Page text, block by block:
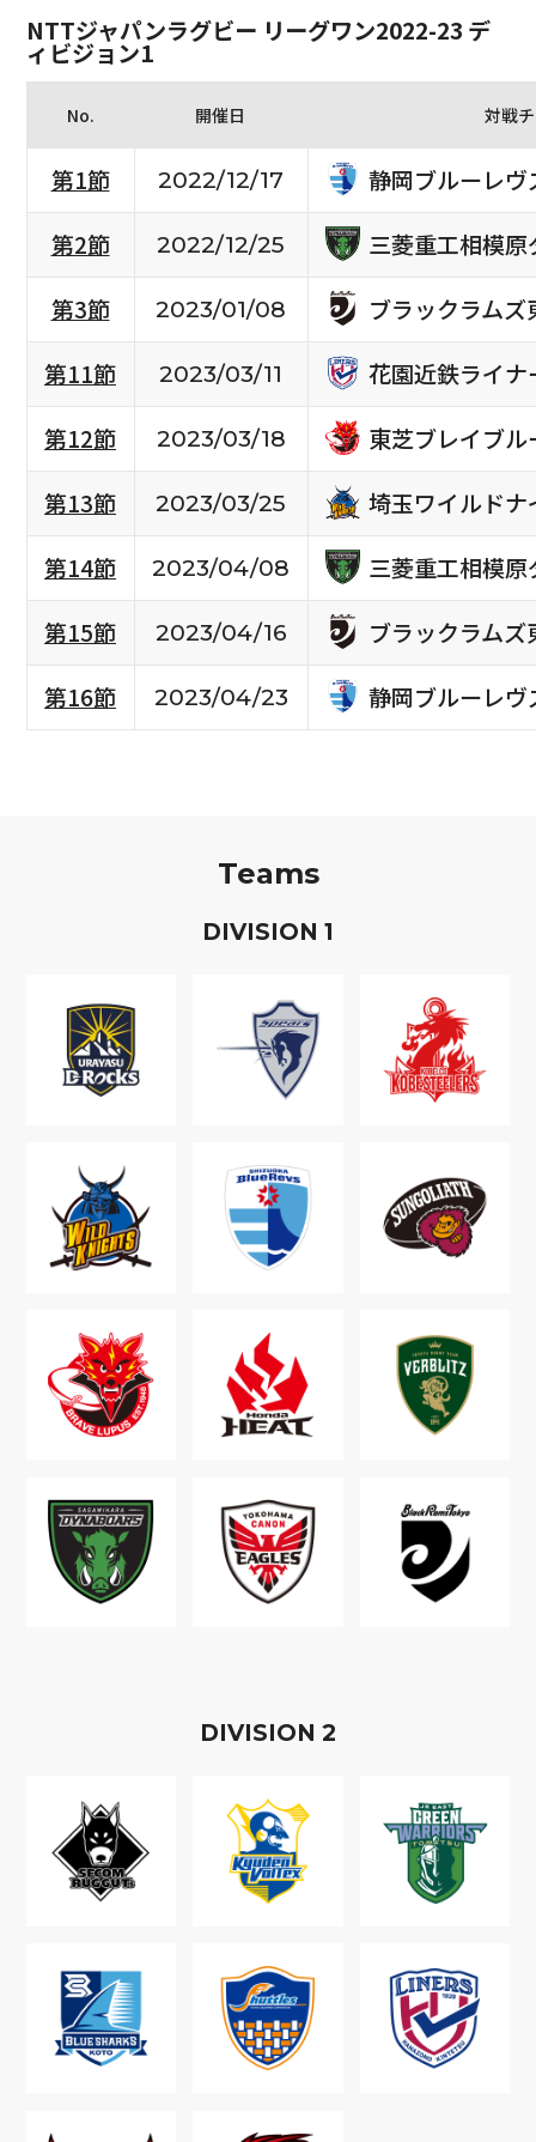
NTTジャパンラグビー リーグワン2022-23 デ
ィビジョン1
No. 開催日 対戦
第1節 2022/12/17
静岡ブルーレヴ
第2節
2022/12/25
三菱重工相模
第3節
2023/01/08
ブラックラムズ
第11節
2023/03/11
花園近鉄ライナ
第12節
2023/03/18
東芝ブレイブ
第13節
2023/03/25
埼玉ワイルドナ
第14節
2023/04/08
三菱重工相模
第15節
2023/04/16
ブラックラムズ
第16節
2023/04/23 静岡ブルーレヴ
Teams
DIVISION 1
DIVISION 2